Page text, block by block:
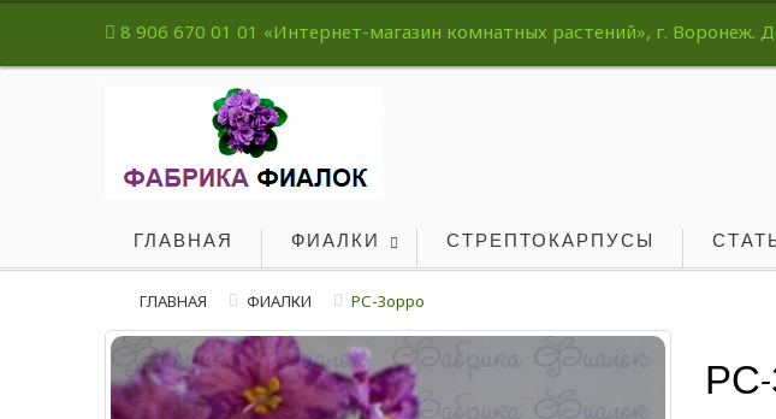
8 906 670 01 01 «Интернет-магазин комнатных растений», г. Воронеж.
ГЛАВНАЯ ФИАЛКИ СТРЕПТОКАРПУСЫ
ГЛАВНАЯ ФИАЛКИ РС-Зорро